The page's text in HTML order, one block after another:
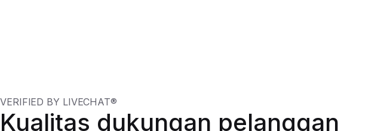
VERIFIED BY LIVECHAT®
Kualitas dukungan pelanggan